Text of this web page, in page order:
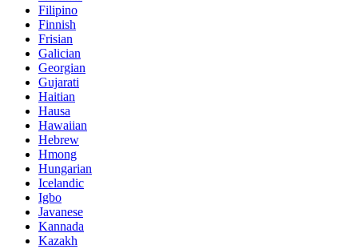
Filipino
Finnish
Frisian
Galician
Georgian
Gujarati
Haitian
Hausa
Hawaiian
Hebrew
Hmong
Hungarian
Icelandic
Igbo
Javanese
Kannada
Kazakh